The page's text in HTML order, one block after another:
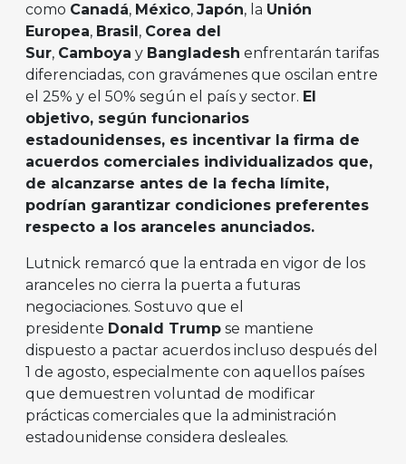
como Canadá, México, Japón, la Unión
Europea, Brasil , Corea del
Sur, Camboya y Bangladesh enfrentarán tarifas
diferenciadas, con gravámenes que oscilan entre
el 25% y el 50% según el país y sector. El
objetivo, según funcionarios
estadounidenses, es incentivar la firma de
acuerdos comerciales individualizados que,
de alcanzarse antes de la fecha límite,
podrían garantizar condiciones preferentes
respecto a los aranceles anunciados.
Lutnick remarcó que la entrada en vigor de los
aranceles no cierra la puerta a futuras
negociaciones. Sostuvo que el
presidente Donald Trump se mantiene
dispuesto a pactar acuerdos incluso después del
1 de agosto, especialmente con aquellos países
que demuestren voluntad de modificar
prácticas comerciales que la administración
estadounidense considera desleales.